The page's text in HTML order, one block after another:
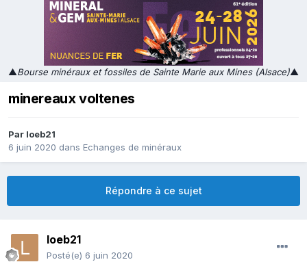
▲Bourse minéraux et fossiles de Sainte Marie aux Mines (Alsace)▲
minereaux voltenes
Par loeb21
6 juin 2020 dans Echanges de minéraux
Répondre à ce sujet
loeb21
Posté(e) 6 juin 2020